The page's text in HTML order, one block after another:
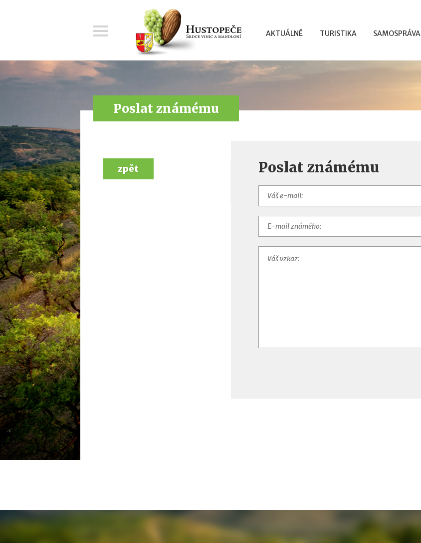
AKTUÁLNĚ TURISTIKA SAMOSPRÁVA
Poslat známému
Poslat známému
zpět